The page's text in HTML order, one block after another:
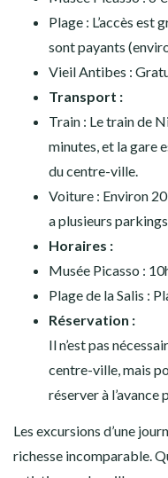
Plage : L’accès est
sont payants
Vieil Antibes :
Transport :
Train : Le train de
minutes, et la gare
du centre-ville.
Voiture : Environ
a plusieurs
Horaires :
Musée Picasso :
Plage de la Salis :
Réservation :
Il n’est pas
centre-ville, mais
réserver à l’avance
Les excursions d’une
richesse incomparable.